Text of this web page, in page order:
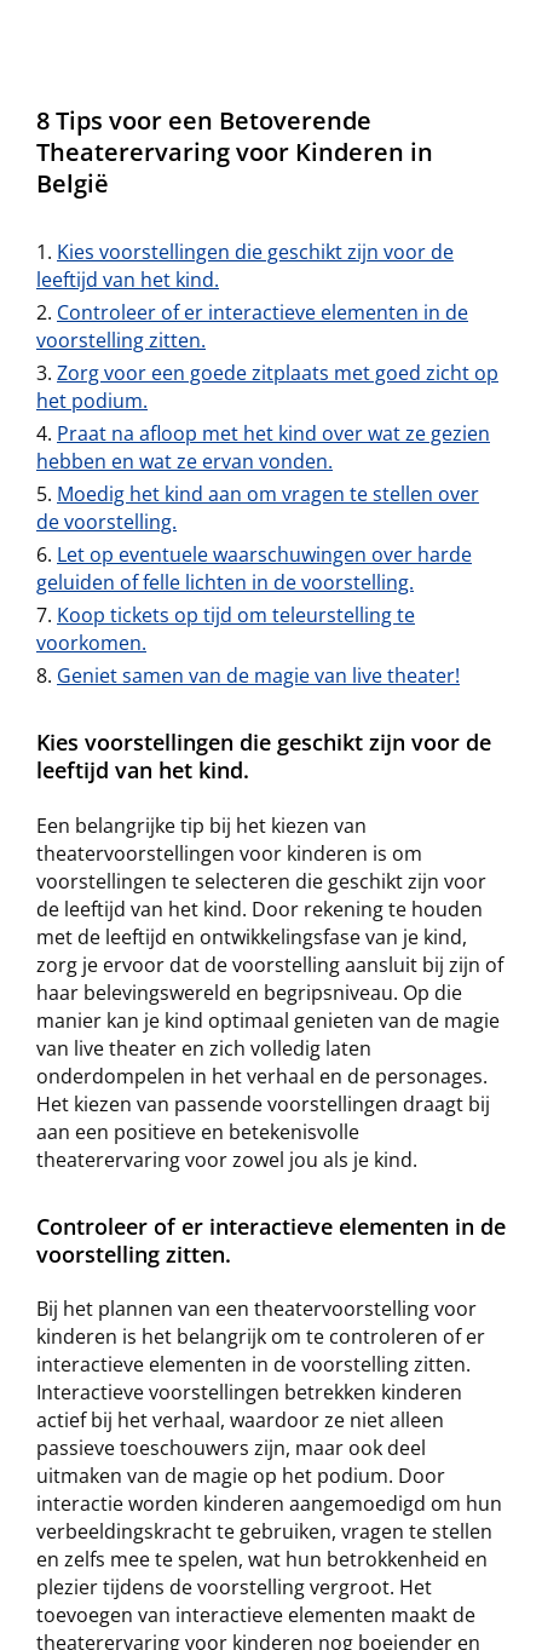
8 Tips voor een Betoverende
Theaterervaring voor Kinderen in
België
Kies voorstellingen die geschikt zijn voor de
leeftijd van het kind.
Controleer of er interactieve elementen in de
voorstelling zitten.
Zorg voor een goede zitplaats met goed zicht op
het podium.
Praat na afloop met het kind over wat ze gezien
hebben en wat ze ervan vonden.
Moedig het kind aan om vragen te stellen over
de voorstelling.
Let op eventuele waarschuwingen over harde
geluiden of felle lichten in de voorstelling.
Koop tickets op tijd om teleurstelling te
voorkomen.
Geniet samen van de magie van live theater!
Kies voorstellingen die geschikt zijn voor de
leeftijd van het kind.
Een belangrijke tip bij het kiezen van
theatervoorstellingen voor kinderen is om
voorstellingen te selecteren die geschikt zijn voor
de leeftijd van het kind. Door rekening te houden
met de leeftijd en ontwikkelingsfase van je kind,
zorg je ervoor dat de voorstelling aansluit bij zijn of
haar belevingswereld en begripsniveau. Op die
manier kan je kind optimaal genieten van de magie
van live theater en zich volledig laten
onderdompelen in het verhaal en de personages.
Het kiezen van passende voorstellingen draagt bij
aan een positieve en betekenisvolle
theaterervaring voor zowel jou als je kind.
Controleer of er interactieve elementen in de
voorstelling zitten.
Bij het plannen van een theatervoorstelling voor
kinderen is het belangrijk om te controleren of er
interactieve elementen in de voorstelling zitten.
Interactieve voorstellingen betrekken kinderen
actief bij het verhaal, waardoor ze niet alleen
passieve toeschouwers zijn, maar ook deel
uitmaken van de magie op het podium. Door
interactie worden kinderen aangemoedigd om hun
verbeeldingskracht te gebruiken, vragen te stellen
en zelfs mee te spelen, wat hun betrokkenheid en
plezier tijdens de voorstelling vergroot. Het
toevoegen van interactieve elementen maakt de
theaterervaring voor kinderen nog boeiender en